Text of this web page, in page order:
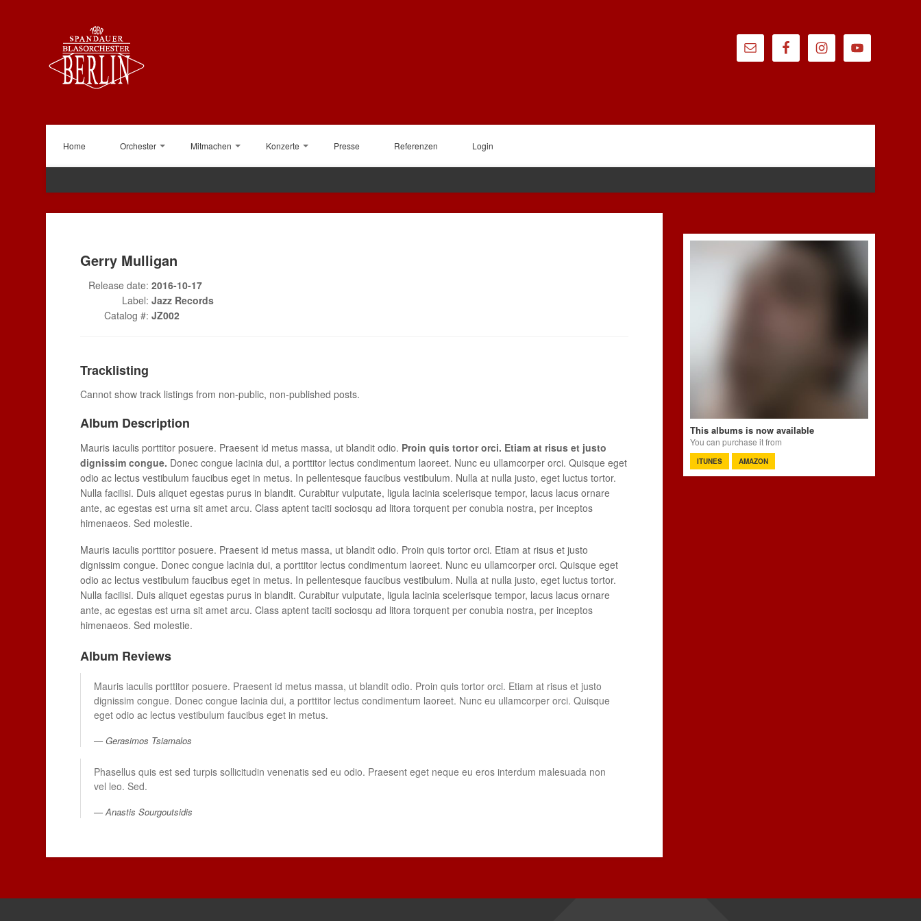
Home Orchester Mitmachen Konzerte Presse Referenzen Login
Gerry Mulligan
Release date: 2016-10-17
Label: Jazz Records
Catalog #: JZ002
Tracklisting
Cannot show track listings from non-public, non-published posts.
Album Description
Mauris iaculis porttitor posuere. Praesent id metus massa, ut blandit odio. Proin quis tortor orci. Etiam at risus et justo
dignissim congue. Donec congue lacinia dui, a porttitor lectus condimentum laoreet. Nunc eu ullamcorper orci. Quisque eget
odio ac lectus vestibulum faucibus eget in metus. In pellentesque faucibus vestibulum. Nulla at nulla justo, eget luctus tortor.
Nulla facilisi. Duis aliquet egestas purus in blandit. Curabitur vulputate, ligula lacinia scelerisque tempor, lacus lacus ornare
ante, ac egestas est urna sit amet arcu. Class aptent taciti sociosqu ad litora torquent per conubia nostra, per inceptos
himenaeos. Sed molestie.
Mauris iaculis porttitor posuere. Praesent id metus massa, ut blandit odio. Proin quis tortor orci. Etiam at risus et justo
dignissim congue. Donec congue lacinia dui, a porttitor lectus condimentum laoreet. Nunc eu ullamcorper orci. Quisque eget
odio ac lectus vestibulum faucibus eget in metus. In pellentesque faucibus vestibulum. Nulla at nulla justo, eget luctus tortor.
Nulla facilisi. Duis aliquet egestas purus in blandit. Curabitur vulputate, ligula lacinia scelerisque tempor, lacus lacus ornare
ante, ac egestas est urna sit amet arcu. Class aptent taciti sociosqu ad litora torquent per conubia nostra, per inceptos
himenaeos. Sed molestie.
Album Reviews
Mauris iaculis porttitor posuere. Praesent id metus massa, ut blandit odio. Proin quis tortor orci. Etiam at risus et justo
dignissim congue. Donec congue lacinia dui, a porttitor lectus condimentum laoreet. Nunc eu ullamcorper orci. Quisque
eget odio ac lectus vestibulum faucibus eget in metus.
Gerasimos Tsiamalos
Phasellus quis est sed turpis sollicitudin venenatis sed eu odio. Praesent eget neque eu eros interdum malesuada non
vel leo. Sed.
Anastis Sourgoutsidis
This albums is now available
You can purchase it from
ITUNES AMAZON